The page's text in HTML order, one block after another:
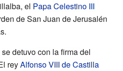
el PapaCelestino III
de San Juan de Jerusalén
detuvo con la firma del
reyAlfonso VIII de Castilla